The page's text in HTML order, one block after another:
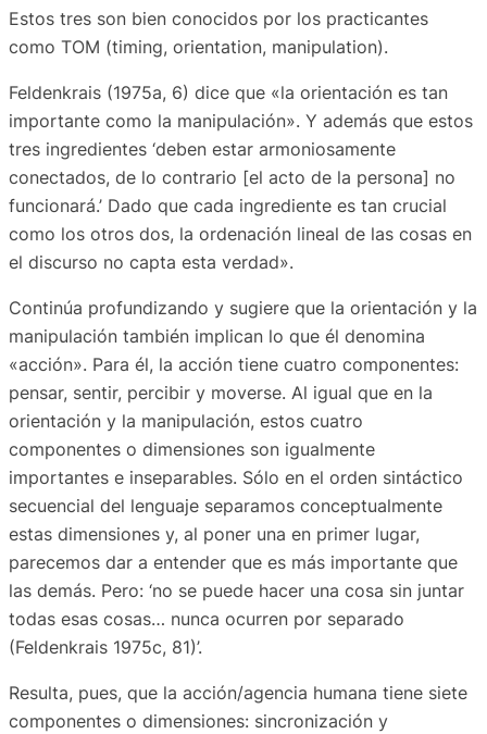
Estos tres son bien conocidos por los practicantes
como TOM (timing, orientation, manipulation).
Feldenkrais (1975a, 6) dice que «la orientación es tan
importante como la manipulación». Y además que estos
tres ingredientes ‘deben estar armoniosamente
conectados, de lo contrario [el acto de la persona] no
funcionará.’ Dado que cada ingrediente es tan crucial
como los otros dos, la ordenación lineal de las cosas en
el discurso no capta esta verdad».
Continúa profundizando y sugiere que la orientación y la
manipulación también implican lo que él denomina
«acción». Para él, la acción tiene cuatro componentes:
pensar, sentir, percibir y moverse. Al igual que en la
orientación y la manipulación, estos cuatro
componentes o dimensiones son igualmente
importantes e inseparables. Sólo en el orden sintáctico
secuencial del lenguaje separamos conceptualmente
estas dimensiones y, al poner una en primer lugar,
parecemos dar a entender que es más importante que
las demás. Pero: ‘no se puede hacer una cosa sin juntar
todas esas cosas… nunca ocurren por separado
(Feldenkrais 1975c, 81)’.
Resulta, pues, que la acción/agencia humana tiene siete
componentes o dimensiones: sincronización y